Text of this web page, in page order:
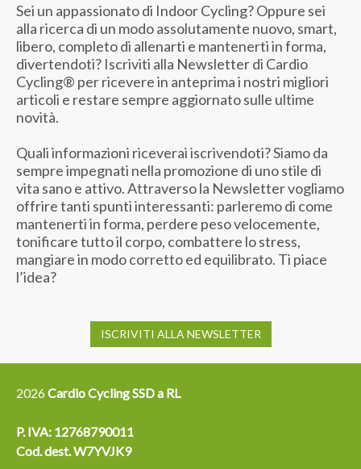
Sei un appassionato di Indoor Cycling? Oppure sei
alla ricerca di un modo assolutamente nuovo, smart,
libero, completo di allenarti e mantenerti in forma,
divertendoti? Iscriviti alla Newsletter di Cardio
Cycling® per ricevere in anteprima i nostri migliori
articoli e restare sempre aggiornato sulle ultime
novità.
Quali informazioni riceverai iscrivendoti? Siamo da
sempre impegnati nella promozione di uno stile di
vita sano e attivo. Attraverso la Newsletter vogliamo
offrire tanti spunti interessanti: parleremo di come
mantenerti in forma, perdere peso velocemente,
tonificare tutto il corpo, combattere lo stress,
mangiare in modo corretto ed equilibrato. Ti piace
l’idea?
ISCRIVITI ALLA NEWSLETTER
2026Cardio Cycling SSD a RL
P. IVA: 12768790011
Cod. dest. W7YVJK9